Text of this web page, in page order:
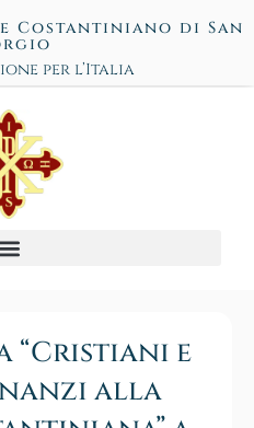
Costantiniano di San
per l’Italia
“Cristiani e
alla